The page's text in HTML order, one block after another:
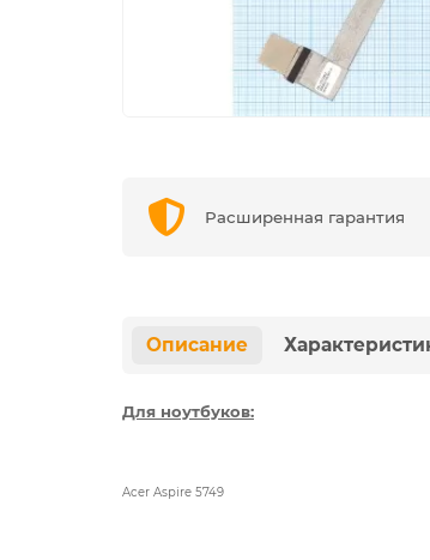
Расширенная гарантия
Описание
Для ноутбуков:
Acer Aspire 5749